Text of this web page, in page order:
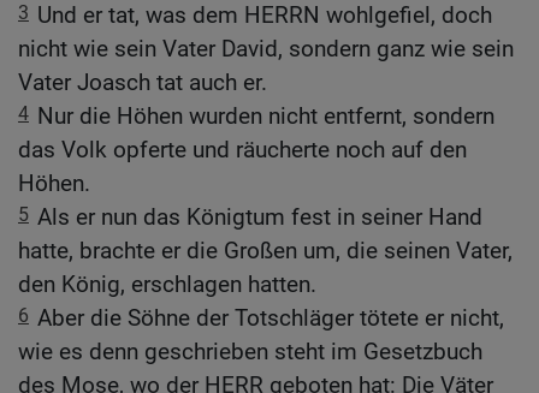
3 Und er tat, was dem HERRN wohlgefiel, doch
nicht wie sein Vater David, sondern ganz wie sein
Vater Joasch tat auch er.
4 Nur die Höhen wurden nicht entfernt, sondern
das Volk opferte und räucherte noch auf den
Höhen.
5 Als er nun das Königtum fest in seiner Hand
hatte, brachte er die Großen um, die seinen Vater,
den König, erschlagen hatten.
6 Aber die Söhne der Totschläger tötete er nicht,
wie es denn geschrieben steht im Gesetzbuch
des Mose, wo der HERR geboten hat: Die Väter